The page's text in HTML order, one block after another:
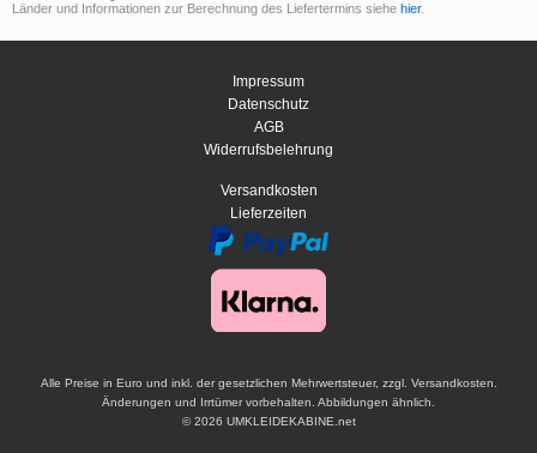
Länder und Informationen zur Berechnung des Liefertermins siehe hier.
Impressum
Datenschutz
AGB
Widerrufsbelehrung
Versandkosten
Lieferzeiten
Alle Preise in Euro und inkl. der gesetzlichen Mehrwertsteuer, zzgl. Versandkosten.
Änderungen und Irrtümer vorbehalten. Abbildungen ähnlich.
© 2026 UMKLEIDEKABINE.net